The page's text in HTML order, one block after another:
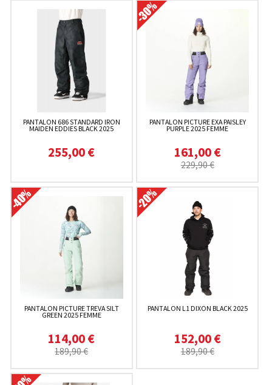
PANTALON 686 STANDARD IRON
MAIDEN EDDIES BLACK 2025
255,00 €
PANTALON PICTURE EXA PAISLEY
PURPLE 2025 FEMME
161,00 €
229,90 €
PANTALON PICTURE TREVA SILT
GREEN 2025 FEMME
114,00 €
189,90 €
PANTALON L1 DIXON BLACK 2025
152,00 €
189,90 €